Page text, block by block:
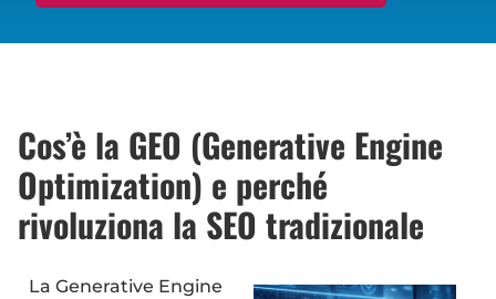
Cos’è la GEO (Generative Engine
Optimization) e perché
rivoluziona la SEO tradizionale
La Generative Engine